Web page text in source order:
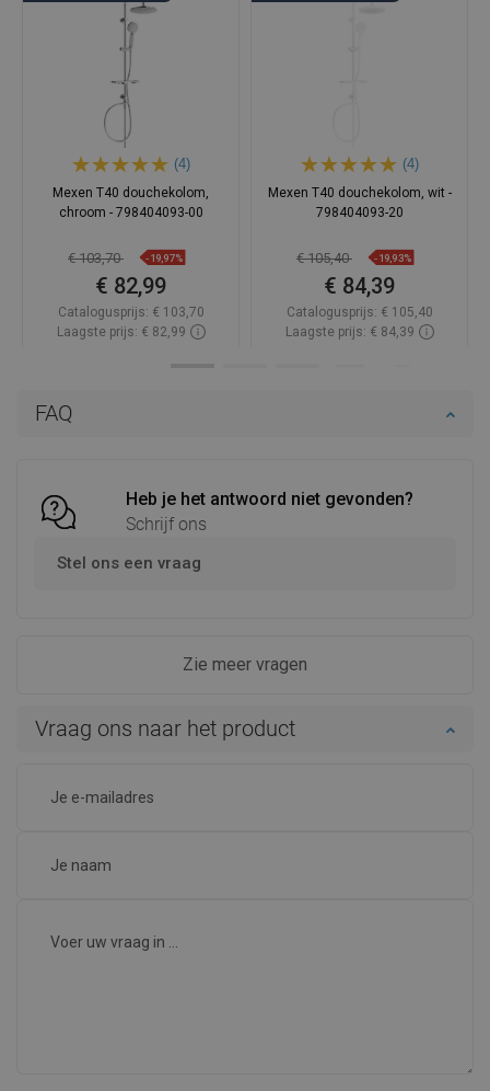
FAQ
Heb je het antwoord niet gevonden?
Schrijf ons
Stel ons een vraag
Zie meer vragen
Vraag ons naar het product
(4)
Mexen T40 douchekolom,
chroom - 798404093-00
€ 103,70 -19,97%
€ 82,99
Catalogusprijs: € 103,70
Laagste prijs: € 82,99
(4)
Mexen T40 douchekolom, wit -
798404093-20
€ 105,40 -19,93%
€ 84,39
Catalogusprijs: € 105,40
Laagste prijs: € 84,39